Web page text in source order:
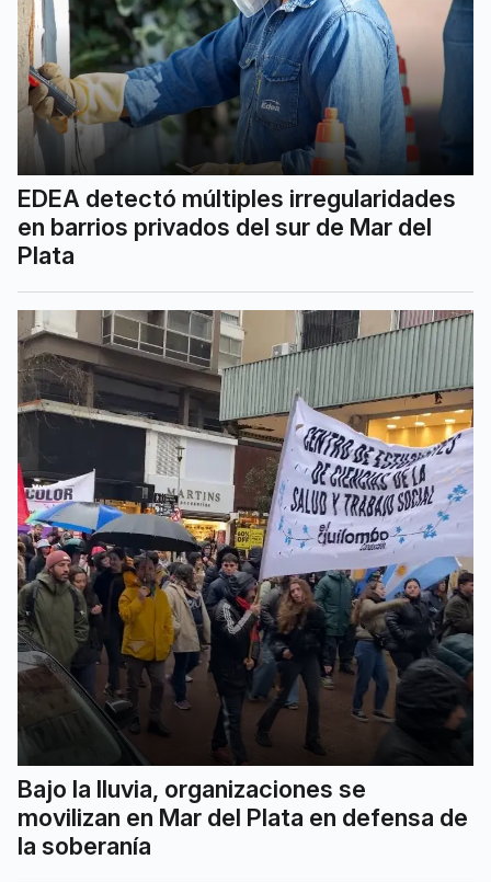
EDEA detectó múltiples irregularidades
en barrios privados del sur de Mar del
Plata
Bajo la lluvia, organizaciones se
movilizan en Mar del Plata en defensa de
la soberanía